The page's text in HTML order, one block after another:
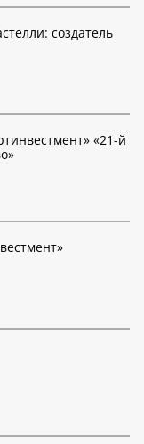
создатель
«21-й